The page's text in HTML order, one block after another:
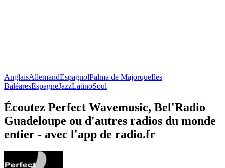
AnglaisAllemandEspagnolPalma de MajorqueIles
BaléaresEspagneJazzLatinoSoul
Écoutez Perfect Wavemusic, Bel'Radio
Guadeloupe ou d'autres radios du monde
entier - avec l'app de radio.fr